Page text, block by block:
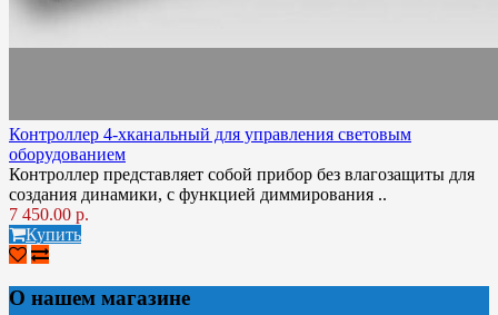
Контроллер 4-хканальный для управления световым
оборудованием
Контроллер представляет собой прибор без влагозащиты для
создания динамики, с функцией диммирования ..
7 450.00 р.
Купить
О нашем магазине